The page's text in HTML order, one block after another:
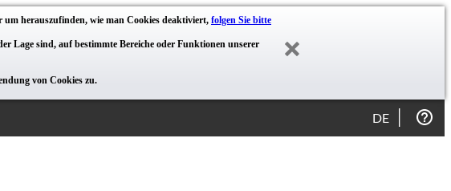
um herauszufinden, wie man Cookies deaktiviert, folgen Sie bitte
Lage sind, auf bestimmte Bereiche oder Funktionen unserer
von Cookies zu.
DE